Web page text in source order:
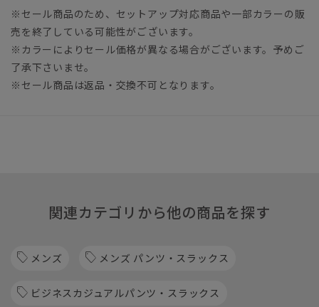
※セール商品のため、セットアップ対応商品や一部カラーの販
売を終了している可能性がございます。
※カラーによりセール価格が異なる場合がございます。予めご
了承下さいませ。
※セール商品は返品・交換不可となります。
関連カテゴリから他の商品を探す
メンズ メンズ パンツ・スラックス
ビジネスカジュアルパンツ・スラックス